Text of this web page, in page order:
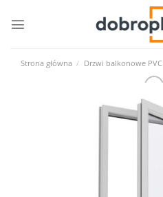
Strona główna / Drzwi balkonowe PVC